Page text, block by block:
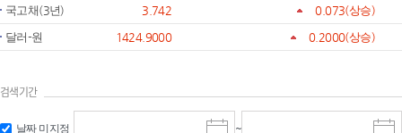
국고채(3년)
3.742 0.073(상승)
달러-원
1424.9000 0.2000(상승)
검색기간
날짜 미지정 ~